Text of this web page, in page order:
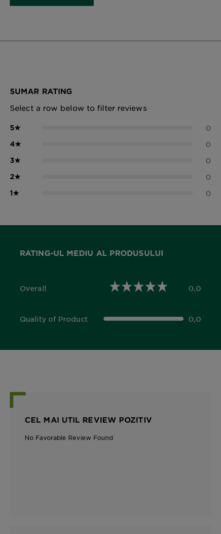
SUMAR RATING
Select a row below to filter reviews
5★ 0
4★ 0
3★ 0
2★ 0
1★ 0
RATING-UL MEDIU AL PRODUSULUI
Overall
0,0 out of 5 stars 0,0
Quality of Product
0,0 out of 5 stars 0,0
CEL MAI UTIL REVIEW POZITIV
No Favorable Review Found